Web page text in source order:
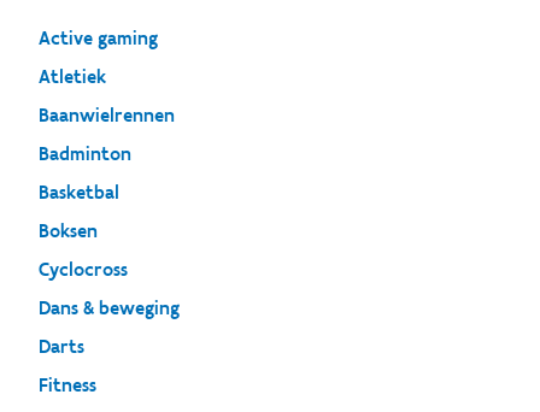
Active gaming
Atletiek
Baanwielrennen
Badminton
Basketbal
Boksen
Cyclocross
Dans & beweging
Darts
Fitness